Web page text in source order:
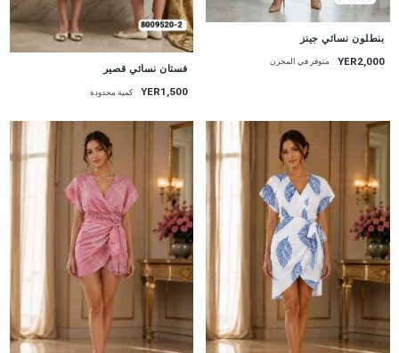
بنطلون نسائي جينز
YER2,000 متوفر في المخزن جديد
فستان نسائي قصير
YER1,500 كمية محدودة